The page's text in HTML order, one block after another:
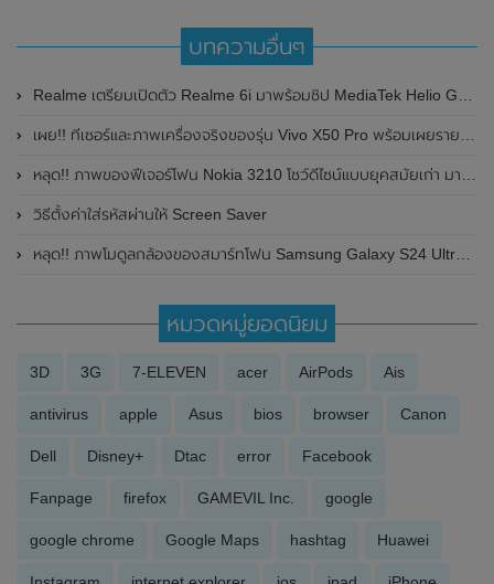
บทความอื่นๆ
Realme เตรียมเปิดตัว Realme 6i มาพร้อมชิป MediaTek Helio G80 ในวันที่ 17 มีนาคม 2020 นี้
เผย!! ทีเซอร์และภาพเครื่องจริงของรุ่น Vivo X50 Pro พร้อมเผยรายละเอียดสเปกรุ่น Vivo X50
หลุด!! ภาพของฟีเจอร์โฟน Nokia 3210 โชว์ดีไซน์แบบยุคสมัยเก่า มาพร้อมกับหน้าจอแสดงผลสี และรองรับการเชื่อมต่อเครือข่าย 4G ลุ้นเปิดตัวในเร็วๆนี้
วิธีตั้งค่าใส่รหัสผ่านให้ Screen Saver
หลุด!! ภาพโมดูลกล้องของสมาร์ทโฟน Samsung Galaxy S24 Ultra รุ่นท๊อป ก่อนเปิดตัวอย่างเป็นทางการในวันที่ 18 เดือนมกราคม ต้นปีหน้า 2024
หมวดหมู่ยอดนิยม
3D 3G 7-ELEVEN acer AirPods Ais
antivirus apple Asus bios browser Canon
Dell Disney+ Dtac error Facebook
Fanpage firefox GAMEVIL Inc. google
google chrome Google Maps hashtag Huawei